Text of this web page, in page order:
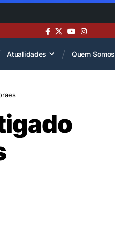
Atualidades Quem Somos